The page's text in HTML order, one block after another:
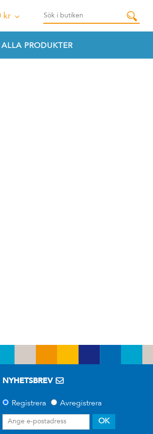
kr
ALLA PRODUKTER
NYHETSBREV
Registrera Avregistrera
OK